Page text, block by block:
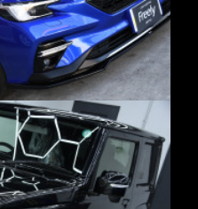
り、ボディの赤色は塗装され…
ックコーティング2層）・窓ガラ
ヴォーグ ご入庫いただきまし